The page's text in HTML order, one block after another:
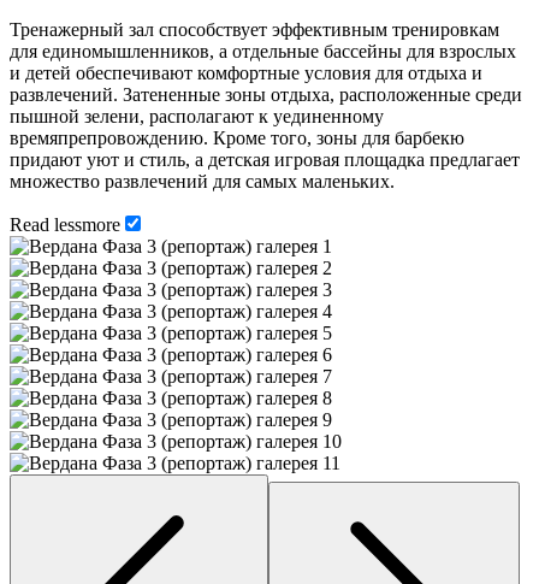
Тренажерный зал способствует эффективным тренировкам
для единомышленников, а отдельные бассейны для взрослых
и детей обеспечивают комфортные условия для отдыха и
развлечений. Затененные зоны отдыха, расположенные среди
пышной зелени, располагают к уединенному
времяпрепровождению. Кроме того, зоны для барбекю
придают уют и стиль, а детская игровая площадка предлагает
множество развлечений для самых маленьких.
Read lessmore